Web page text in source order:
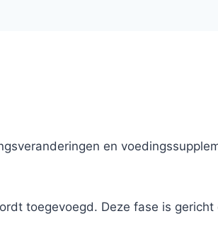
en
toegevoegd. Deze fase is gericht